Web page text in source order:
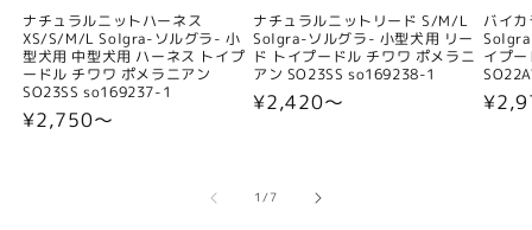
ナチュラルニットハーネス
XS/S/M/L Solgra-ソルグラ- 小
型犬用 中型犬用 ハーネス トイプ
ードル チワワ ポメラニアン
SO23SS so169237-1
通
¥2,750〜
ナチュラルニットリード S/M/L
Solgra-ソルグラ- 小型犬用 リー
ド トイプードル チワワ ポメラニ
アン SO23SS so169238-1
通
¥2,420〜
バイ
イプ
通
1/の
7